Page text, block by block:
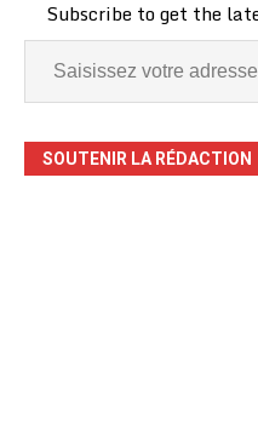
Subscribe to get the
SOUTENIR LA RÉDACTION